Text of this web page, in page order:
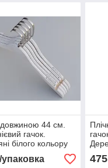
довжиною 44 см.
гачок.
білого кольору
в упаковці 5
під
штук
475